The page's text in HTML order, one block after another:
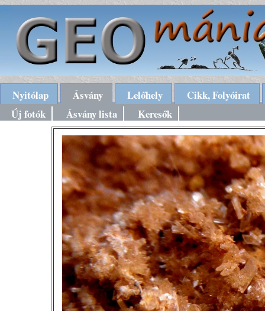
Nyitólap Ásvány Lelőhely
Cikk, Folyóirat
Új fotók
Ásvány lista Keresők